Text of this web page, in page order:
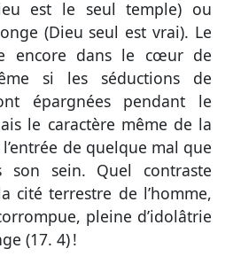
est le seul temple) ou
(Dieu seul est vrai). Le
encore dans le cœur de
si les séductions de
épargnées pendant le
le caractère même de la
de quelque mal que
son sein. Quel contraste
cité terrestre de l’homme,
pleine d’idolâtrie
(17. 4) !